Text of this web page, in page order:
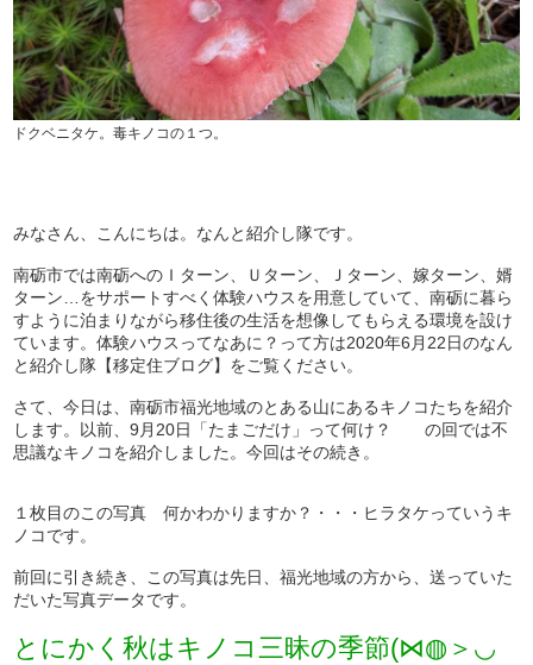
ドクベニタケ。毒キノコの１つ。
みなさん、こんにちは。なんと紹介し隊です。
南砺市では南砺へのＩターン、Ｕターン、Ｊターン、嫁ターン、婿
ターン…をサポートすべく体験ハウスを用意していて、南砺に暮ら
すように泊まりながら移住後の生活を想像してもらえる環境を設け
ています。体験ハウスってなあに？って方は2020年6月22日のなん
と紹介し隊【移定住ブログ】をご覧ください。
さて、今日は、南砺市福光地域のとある山にあるキノコたちを紹介
します。以前、9月20日「たまごだけ」って何け？ の回では不
思議なキノコを紹介しました。今回はその続き。
１枚目のこの写真 何かわかりますか？・・・ヒラタケっていうキ
ノコです。
前回に引き続き、この写真は先日、福光地域の方から、送っていた
だいた写真データです。
とにかく秋はキノコ三昧の季節(⋈◍＞◡